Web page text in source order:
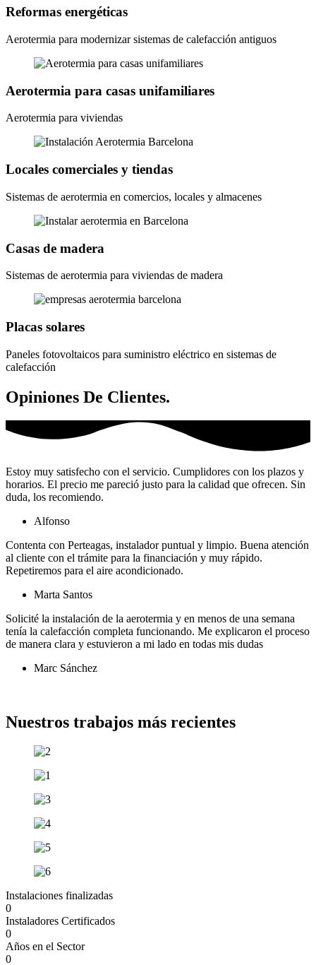
Reformas energéticas
Aerotermia para modernizar sistemas de calefacción antiguos
Aerotermia para casas unifamiliares
Aerotermia para viviendas
Locales comerciales y tiendas
Sistemas de aerotermia en comercios, locales y almacenes
Casas de madera
Sistemas de aerotermia para viviendas de madera
Placas solares
Paneles fotovoltaicos para suministro eléctrico en sistemas de
calefacción
Opiniones De Clientes.
Estoy muy satisfecho con el servicio. Cumplidores con los plazos y
horarios. El precio me pareció justo para la calidad que ofrecen. Sin
duda, los recomiendo.
Alfonso​
Contenta con Perteagas, instalador puntual y limpio. Buena atención
al cliente con el trámite para la financiación y muy rápido.
Repetiremos para el aire acondicionado.
Marta Santos
Solicité la instalación de la aerotermia y en menos de una semana
tenía la calefacción completa funcionando. Me explicaron el proceso
de manera clara y estuvieron a mi lado en todas mis dudas
Marc Sánchez
Nuestros trabajos más recientes
Instalaciones finalizadas​
0
Instaladores Certificados​
0
Años en el Sector
0